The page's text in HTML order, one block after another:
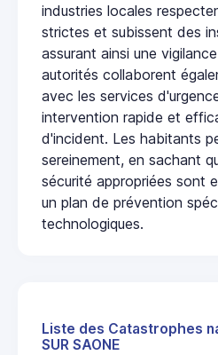
industries locales
strictes et subissent des
assurant ainsi une
autorités collaborent
avec les services
intervention rapide et
d'incident. Les habitants
sereinement, en sachant
sécurité appropriées sont
un plan de prévention
technologiques.
Liste des Catastrophes
SUR SAONE